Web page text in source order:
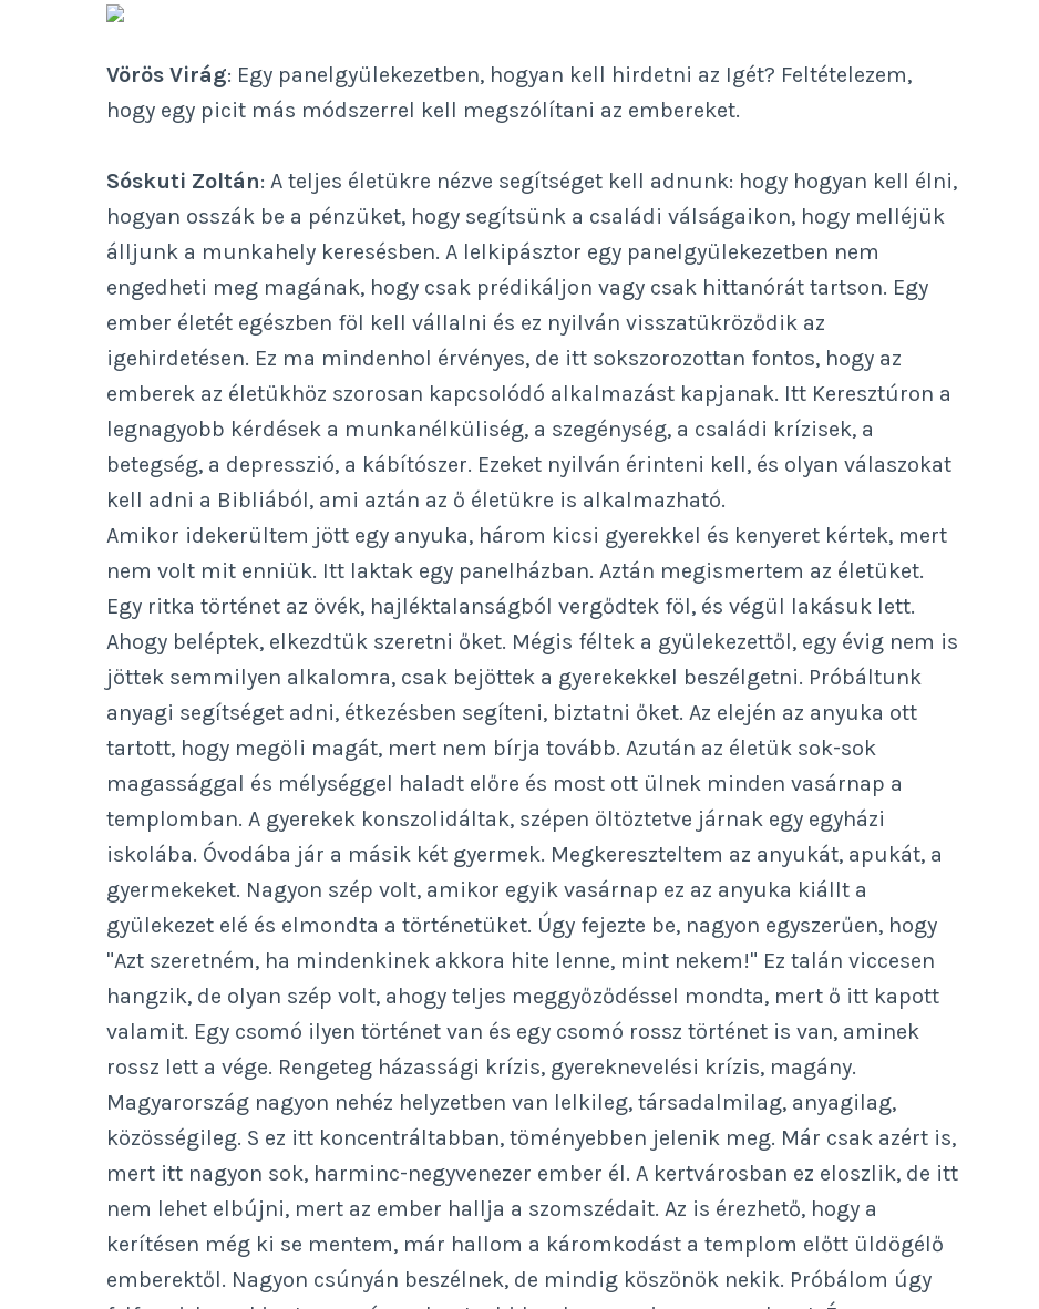
Vörös Virág: Egy panelgyülekezetben, hogyan kell hirdetni az Igét? Feltételezem,
hogy egy picit más módszerrel kell megszólítani az embereket.
Sóskuti Zoltán: A teljes életükre nézve segítséget kell adnunk: hogy hogyan kell élni,
hogyan osszák be a pénzüket, hogy segítsünk a családi válságaikon, hogy melléjük
álljunk a munkahely keresésben. A lelkipásztor egy panelgyülekezetben nem
engedheti meg magának, hogy csak prédikáljon vagy csak hittanórát tartson. Egy
ember életét egészben föl kell vállalni és ez nyilván visszatükröződik az
igehirdetésen. Ez ma mindenhol érvényes, de itt sokszorozottan fontos, hogy az
emberek az életükhöz szorosan kapcsolódó alkalmazást kapjanak. Itt Keresztúron a
legnagyobb kérdések a munkanélküliség, a szegénység, a családi krízisek, a
betegség, a depresszió, a kábítószer. Ezeket nyilván érinteni kell, és olyan válaszokat
kell adni a Bibliából, ami aztán az ő életükre is alkalmazható.
Amikor idekerültem jött egy anyuka, három kicsi gyerekkel és kenyeret kértek, mert
nem volt mit enniük. Itt laktak egy panelházban. Aztán megismertem az életüket.
Egy ritka történet az övék, hajléktalanságból vergődtek föl, és végül lakásuk lett.
Ahogy beléptek, elkezdtük szeretni őket. Mégis féltek a gyülekezettől, egy évig nem is
jöttek semmilyen alkalomra, csak bejöttek a gyerekekkel beszélgetni. Próbáltunk
anyagi segítséget adni, étkezésben segíteni, biztatni őket. Az elején az anyuka ott
tartott, hogy megöli magát, mert nem bírja tovább. Azután az életük sok-sok
magassággal és mélységgel haladt előre és most ott ülnek minden vasárnap a
templomban. A gyerekek konszolidáltak, szépen öltöztetve járnak egy egyházi
iskolába. Óvodába jár a másik két gyermek. Megkereszteltem az anyukát, apukát, a
gyermekeket. Nagyon szép volt, amikor egyik vasárnap ez az anyuka kiállt a
gyülekezet elé és elmondta a történetüket. Úgy fejezte be, nagyon egyszerűen, hogy
"Azt szeretném, ha mindenkinek akkora hite lenne, mint nekem!" Ez talán viccesen
hangzik, de olyan szép volt, ahogy teljes meggyőződéssel mondta, mert ő itt kapott
valamit. Egy csomó ilyen történet van és egy csomó rossz történet is van, aminek
rossz lett a vége. Rengeteg házassági krízis, gyereknevelési krízis, magány.
Magyarország nagyon nehéz helyzetben van lelkileg, társadalmilag, anyagilag,
közösségileg. S ez itt koncentráltabban, töményebben jelenik meg. Már csak azért is,
mert itt nagyon sok, harminc-negyvenezer ember él. A kertvárosban ez eloszlik, de itt
nem lehet elbújni, mert az ember hallja a szomszédait. Az is érezhető, hogy a
kerítésen még ki se mentem, már hallom a káromkodást a templom előtt üldögélő
emberektől. Nagyon csúnyán beszélnek, de mindig köszönök nekik. Próbálom úgy